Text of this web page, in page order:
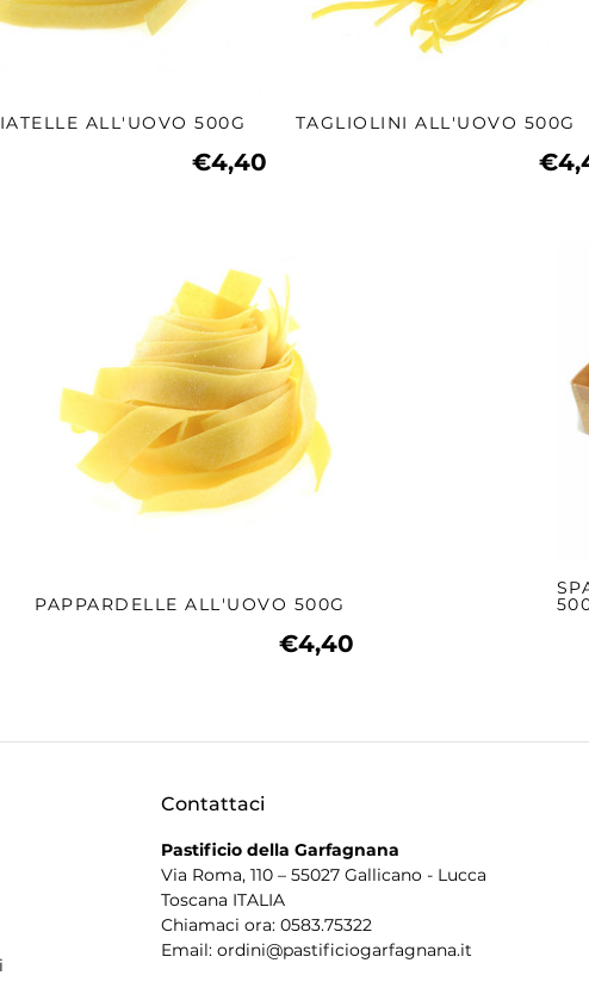
ALL'UOVO 500G
€4,40
TAGLIOLINI ALL'UOVO 500G
PAPPARDELLE ALL'UOVO 500G
€4,40
Contattaci
Pastificio della Garfagnana
Via Roma, 110 – 55027 Gallicano - Lucca
Toscana ITALIA
Chiamaci ora: 0583.75322
Email: ordini@pastificiogarfagnana.it